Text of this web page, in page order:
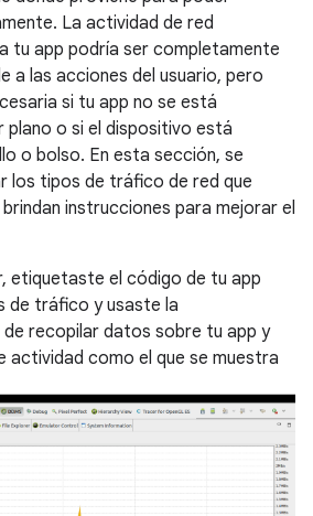
La actividad de red
tu app podría ser completamente
a las acciones del usuario, pero
si tu app no se está
plano o si el dispositivo está
o bolso. En esta sección, se
los tipos de tráfico de red que
instrucciones para mejorar el
etiquetaste el código de tu app
de tráfico y usaste la
recopilar datos sobre tu app y
actividad como el que se muestra